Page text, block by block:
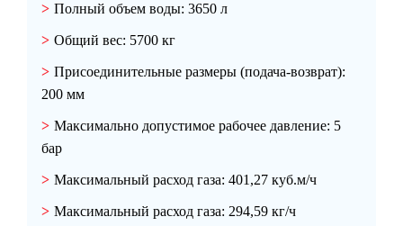
Полный объем воды: 3650 л
Общий вес: 5700 кг
Присоединительные размеры (подача-возврат):
200 мм
Максимально допустимое рабочее давление: 5
бар
Максимальный расход газа: 401,27 куб.м/ч
Максимальный расход газа: 294,59 кг/ч